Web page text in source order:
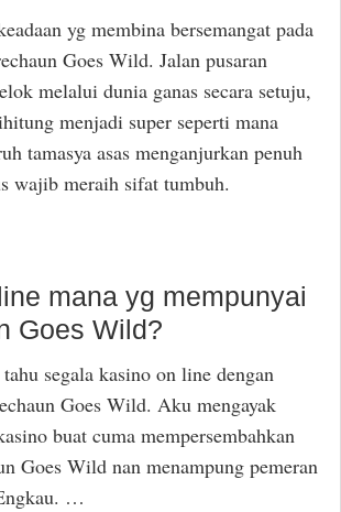
yg membina bersemangat pada
Goes Wild. Jalan pusaran
melalui dunia ganas secara setuju,
menjadi super seperti mana
tamasya asas menganjurkan penuh
wajib meraih sifat tumbuh.
mana yg mempunyai
Goes Wild?
segala kasino on line dengan
Goes Wild. Aku mengayak
buat cuma mempersembahkan
Goes Wild nan menampung pemeran
…